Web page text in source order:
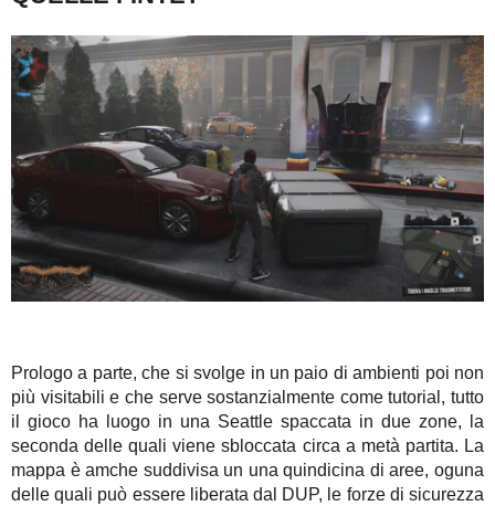
Prologo a parte, che si svolge in un paio di ambienti poi non
più visitabili e che serve sostanzialmente come tutorial, tutto
il gioco ha luogo in una Seattle spaccata in due zone, la
seconda delle quali viene sbloccata circa a metà partita. La
mappa è amche suddivisa un una quindicina di aree, oguna
delle quali può essere liberata dal DUP, le forze di sicurezza